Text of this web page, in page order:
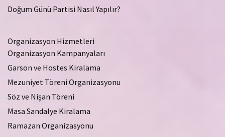
Doğum Günü Partisi Nasıl Yapılır?
Organizasyon Hizmetleri
Organizasyon Kampanyaları
Garson ve Hostes Kiralama
Mezuniyet Töreni Organizasyonu
Söz ve Nişan Töreni
Masa Sandalye Kiralama
Ramazan Organizasyonu